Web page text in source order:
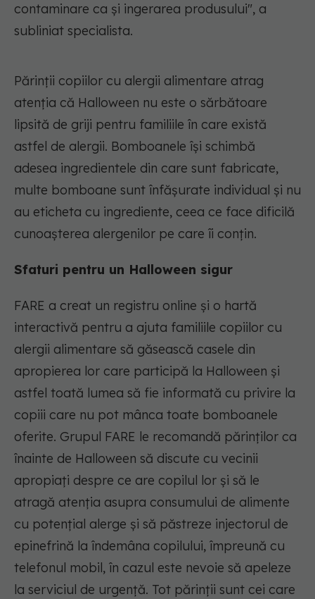
contaminare ca și ingerarea produsului", a
subliniat specialista.
Părinții copiilor cu alergii alimentare atrag
atenția că Halloween nu este o sărbătoare
lipsită de griji pentru familiile în care există
astfel de alergii. Bomboanele își schimbă
adesea ingredientele din care sunt fabricate,
multe bomboane sunt înfășurate individual și nu
au eticheta cu ingrediente, ceea ce face dificilă
cunoașterea alergenilor pe care îi conțin.
Sfaturi pentru un Halloween sigur
FARE a creat un registru online și o hartă
interactivă pentru a ajuta familiile copiilor cu
alergii alimentare să găsească casele din
apropierea lor care participă la Halloween și
astfel toată lumea să fie informată cu privire la
copiii care nu pot mânca toate bomboanele
oferite. Grupul FARE le recomandă părinților ca
înainte de Halloween să discute cu vecinii
apropiați despre ce are copilul lor și să le
atragă atenția asupra consumului de alimente
cu potențial alerge și să păstreze injectorul de
epinefrină la îndemâna copilului, împreună cu
telefonul mobil, în cazul este nevoie să apeleze
la serviciul de urgență. Tot părinții sunt cei care